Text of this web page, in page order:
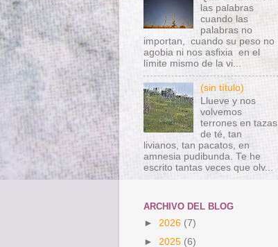
las palabras
cuando las
palabras no
importan, cuando su peso no
agobia ni nos asfixia en el
límite mismo de la vi...
(sin título)
Llueve y nos
volvemos
terrones en tazas
de té, tan
livianos, tan pacatos, en
amnesia pudibunda. Te he
escrito tantas veces que olv...
ARCHIVO DEL BLOG
► 2026 (7)
► 2025 (6)